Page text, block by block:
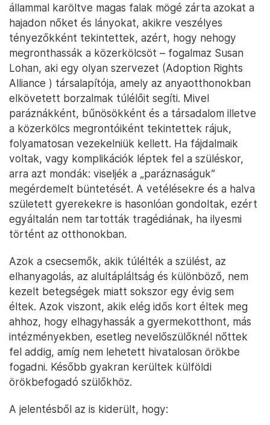
állammal karöltve magas falak mögé zárta azokat a
hajadon nőket és lányokat, akikre veszélyes
tényezőkként tekintettek, azért, hogy nehogy
megronthassák a közerkölcsöt – fogalmaz Susan
Lohan, aki egy olyan szervezet (Adoption Rights
Alliance ) társalapítója, amely az anyaotthonokban
elkövetett borzalmak túlélőit segíti. Mivel
paráznákként, bűnösökként és a társadalom illetve
a közerkölcs megrontóiként tekintettek rájuk,
folyamatosan vezekelniük kellett. Ha fájdalmaik
voltak, vagy komplikációk léptek fel a szüléskor,
arra azt mondák: viseljék a „paráznaságuk”
megérdemelt büntetését. A vetélésekre és a halva
született gyerekekre is hasonlóan gondoltak, ezért
egyáltalán nem tartották tragédiának, ha ilyesmi
történt az otthonokban.
Azok a csecsemők, akik túlélték a szülést, az
elhanyagolás, az alultápláltság és különböző, nem
kezelt betegségek miatt sokszor egy évig sem
éltek. Azok viszont, akik elég idős kort éltek meg
ahhoz, hogy elhagyhassák a gyermekotthont, más
intézményekben, esetleg nevelőszülőknél nőttek
fel addig, amíg nem lehetett hivatalosan örökbe
fogadni. Később gyakran kerültek külföldi
örökbefogadó szülőkhöz.
A jelentésből az is kiderült, hogy: